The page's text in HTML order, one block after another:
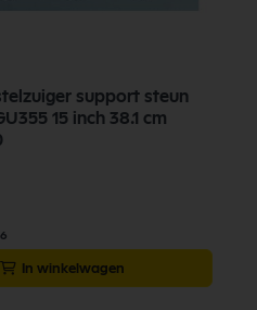
support steun
15 inch 38.1 cm
In winkelwagen